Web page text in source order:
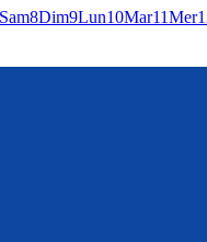
Sam8Dim9Lun10Mar11Mer